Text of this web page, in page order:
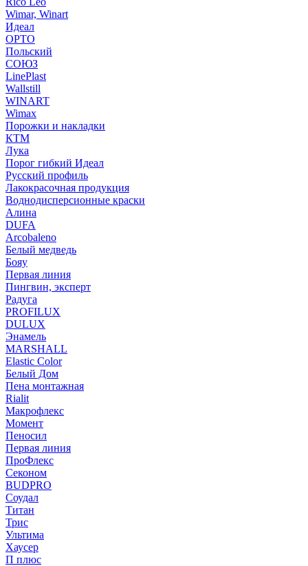
Wimar, Winart
Идеал
ОРТО
Польский
СОЮЗ
LinePlast
Wallstill
WINART
Wimax
Порожки и накладки
КТМ
Лука
Порог гибкий Идеал
Русский профиль
Лакокрасочная продукция
Воднодисперсионные краски
Алина
DUFA
Arcobaleno
Белый медведь
Бояу
Первая линия
Пингвин, эксперт
Радуга
PROFILUX
DULUX
Энамель
MARSHALL
Elastic Color
Белый Дом
Пена монтажная
Rialit
Макрофлекс
Момент
Пеносил
Первая линия
ПроФлекс
Секоном
BUDPRO
Соудал
Титан
Трис
Ультима
Хаусер
П плюс